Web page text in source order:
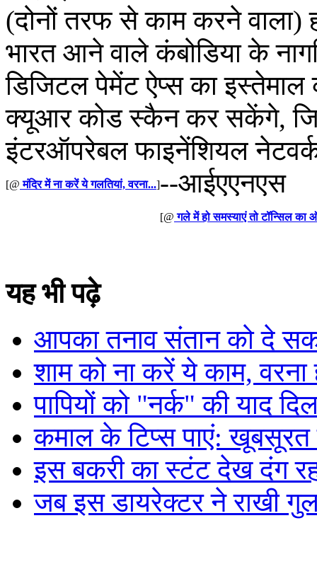
(दोनों तरफ से काम करने वाला)
भारत आने वाले कंबोडिया के
डिजिटल पेमेंट ऐप्स का
क्‍यूआर कोड स्कैन कर सकेंगे,
इंटरऑपरेबल फाइनेंशियल नेटवर्क
--आईएएनएस
[@ मंदिर में ना करें ये गलतियां, वरना...]
[@ गले में हो समस्याएं तो टॉन्सिल का
यह भी पढ़े
आपका तनाव संतान को दे
शाम को ना करें ये काम, वरना
पापियों को "नर्क" की याद
कमाल के टिप्स पाएं: खूबसूरत
इस बकरी का स्टंट देख दंग
जब इस डायरेक्टर ने राखी